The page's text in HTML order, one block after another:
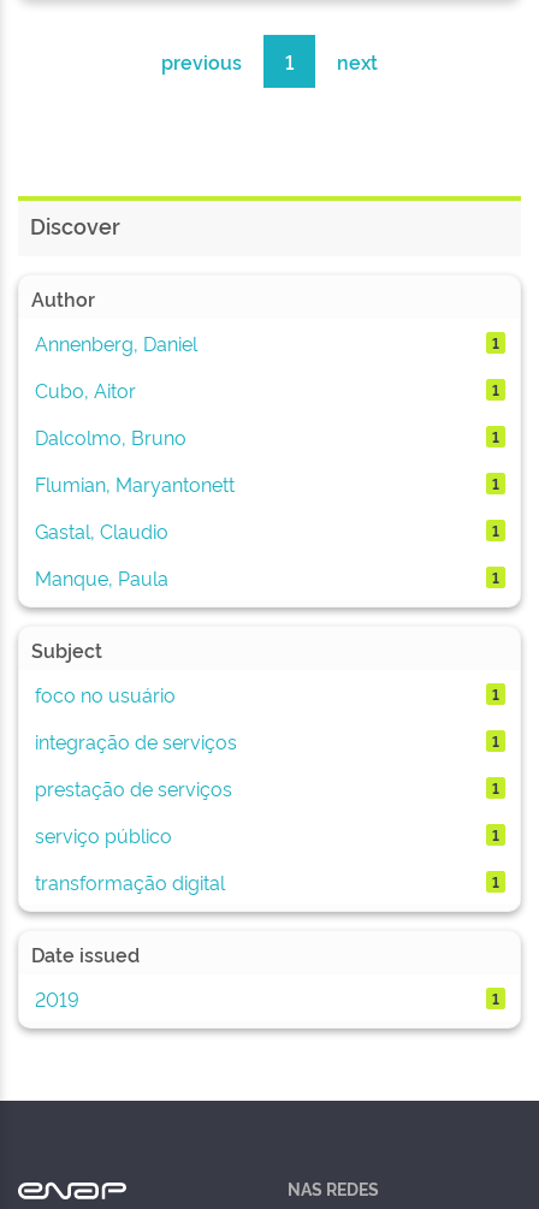
previous 1 next
Discover
Author
Annenberg, Daniel
1
Cubo, Aitor 1
Dalcolmo, Bruno 1
Flumian, Maryantonett 1
Gastal, Claudio 1
Manque, Paula 1
Subject
foco no usuário
1
integração de serviços 1
prestação de serviços 1
serviço público 1
transformação digital 1
Date issued
2019
1
NAS REDES